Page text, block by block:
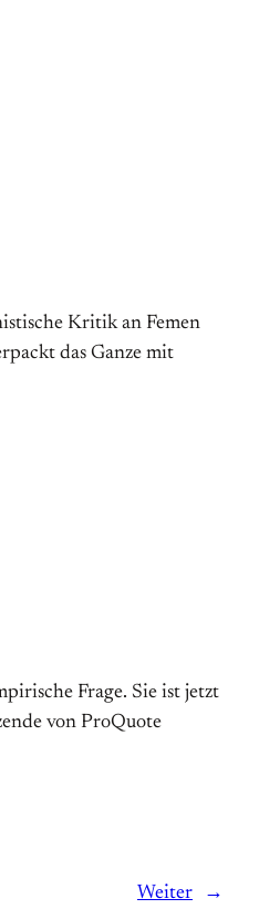
Kritik an Femen
das Ganze mit
Frage. Sie ist jetzt
von ProQuote
Weiter →